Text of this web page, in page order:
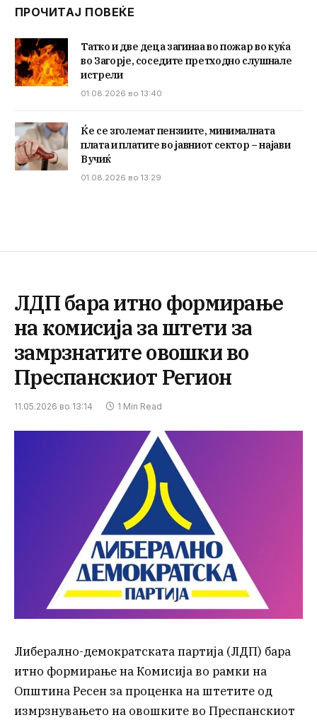
ПРОЧИТАЈ ПОВЕЌЕ
Татко и две деца загинаа во пожар во куќа
во Загорје, соседите претходно слушнале
истрели
01.08.2026 во 13:40
Ќе се зголемат пензиите, минималната
плата и платите во јавниот сектор – најави
Вучиќ
01.08.2026 во 13:29
ЛДП бара итно формирање
на комисија за штети за
замрзнатите овошки во
Преспанскиот Регион
11.05.2026 во 13:14 1 Min Read
Либерално-демократската партија (ЛДП) бара
итно формирање на Комисија во рамки на
Општина Ресен за проценка на штетите од
измрзнувањето на овошките во Преспанскиот